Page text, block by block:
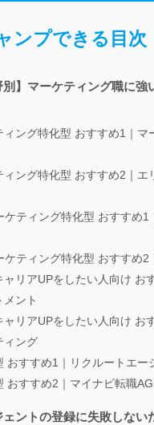
ンプできる目次
別】マーケティング職に強
ィング特化型 おすすめ1｜マ
ィング特化型 おすすめ2｜エ
ケティング特化型 おすすめ1
ケティング特化型 おすすめ2
ャリアUPをしたい人向け お
メント
ャリアUPをしたい人向け お
ィング
おすすめ1｜リクルートエー
おすすめ2｜マイナビ転職
ントの登録に失敗しない